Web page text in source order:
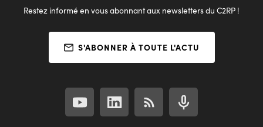
Restez informé en vous abonnant aux newsletters du C2RP !
S'ABONNER À TOUTE L'ACTU